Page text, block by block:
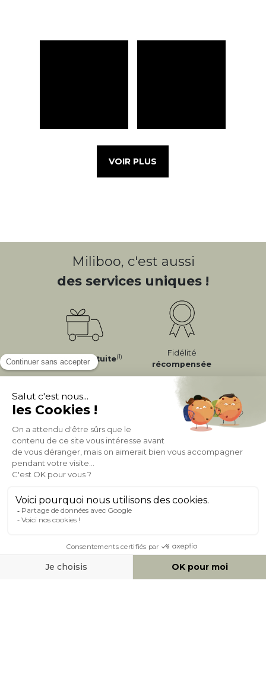
VOIR PLUS
Miliboo, c'est aussi
des services uniques !
LivraisonGratuite(1)
Fidélité
récompensée
Expéditionen
24/72h
Appel gratuit
0 20 88 04 14
À PROPOS DE MILIBOO
AIDE & CONTACT